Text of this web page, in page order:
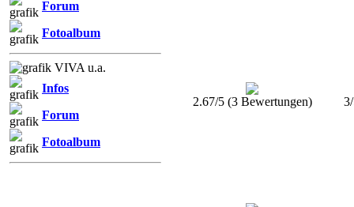
Forum
Fotoalbum
VIVA u.a.
Infos
Forum
Fotoalbum
2.67/5 (3 Bewertungen)